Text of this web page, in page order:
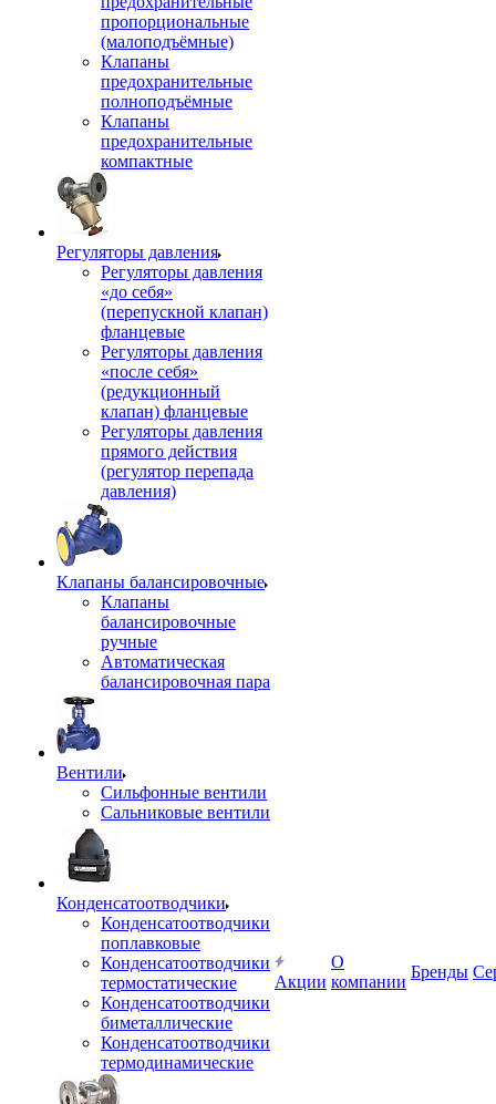
пропорциональные
(малоподъёмные)
Клапаны
предохранительные
полноподъёмные
Клапаны
предохранительные
компактные
Регуляторы давления
Регуляторы давления
«до себя»
(перепускной клапан)
фланцевые
Регуляторы давления
«после себя»
(редукционный
клапан) фланцевые
Регуляторы давления
прямого действия
(регулятор перепада
давления)
Клапаны балансировочные
Клапаны
балансировочные
ручные
Автоматическая
балансировочная пара
Вентили
Сильфонные вентили
Сальниковые вентили
Конденсатоотводчики
Конденсатоотводчики
поплавковые
Конденсатоотводчики
термостатические
Конденсатоотводчики
биметаллические
Конденсатоотводчики
термодинамические
Акции
О
компании
Бренды